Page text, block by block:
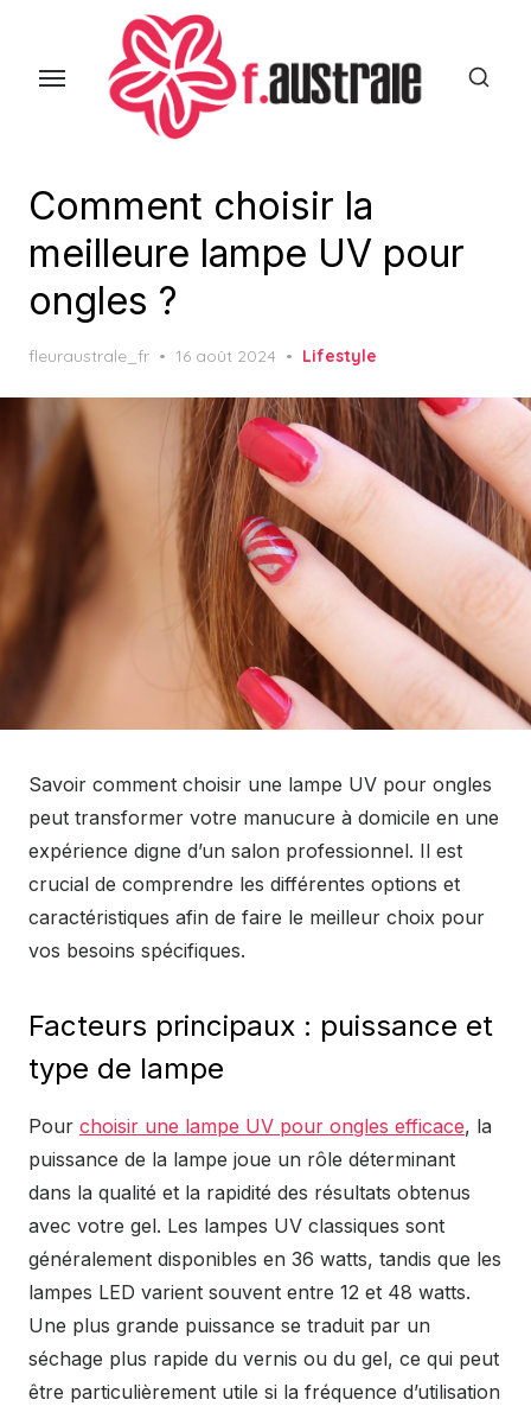
Comment choisir la
meilleure lampe UV pour
ongles ?
fleuraustrale_fr
Posted
16 août 2024 Lifestyle
Savoir comment choisir une lampe UV pour ongles
peut transformer votre manucure à domicile en une
expérience digne d’un salon professionnel. Il est
crucial de comprendre les différentes options et
caractéristiques afin de faire le meilleur choix pour
vos besoins spécifiques.
Facteurs principaux : puissance et
type de lampe
Pour choisir une lampe UV pour ongles efficace, la
puissance de la lampe joue un rôle déterminant
dans la qualité et la rapidité des résultats obtenus
avec votre gel. Les lampes UV classiques sont
généralement disponibles en 36 watts, tandis que les
lampes LED varient souvent entre 12 et 48 watts.
Une plus grande puissance se traduit par un
séchage plus rapide du vernis ou du gel, ce qui peut
être particulièrement utile si la fréquence d’utilisation